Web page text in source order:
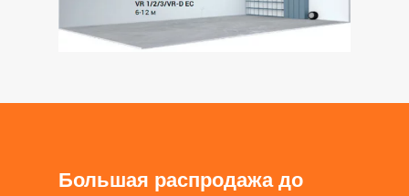
Большая распродажа до